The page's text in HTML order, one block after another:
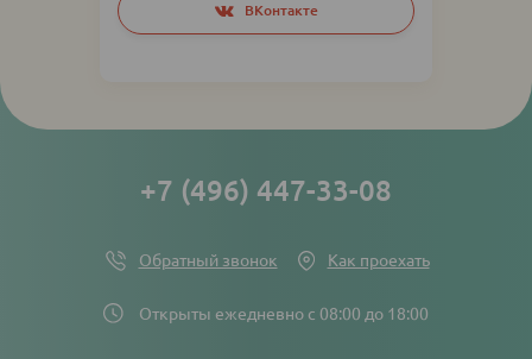
networks
links
ВКонтакте
Открыты ежедневно с 08:00 до 18:00
+7 (496) 447-33-08
Обратный звонок Как проехать